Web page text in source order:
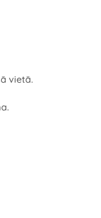
vietā.